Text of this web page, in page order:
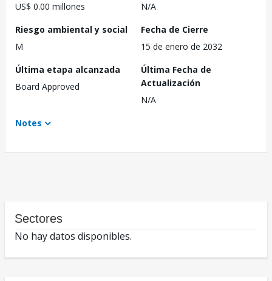
US$ 0.00 millones
N/A
Riesgo ambiental y social
M
Fecha de Cierre
15 de enero de 2032
Última etapa alcanzada
Board Approved
Última Fecha de
Actualización
N/A
Notes
Sectores
No hay datos disponibles.